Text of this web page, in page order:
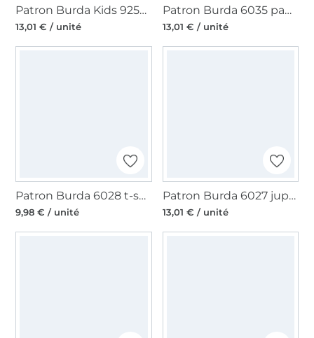
Patron Burda Kids 9250 pyjama enfant, taille 104-140, en français
13,01 € / unité
Patron Burda 6035 pantalon femme, taille 44-54, en français
13,01 € / unité
Patron Burda 6028 t-shirt femme, taille 34-48, en français
9,98 € / unité
Patron Burda 6027 jupe femme, taille 34-48, en français
13,01 € / unité